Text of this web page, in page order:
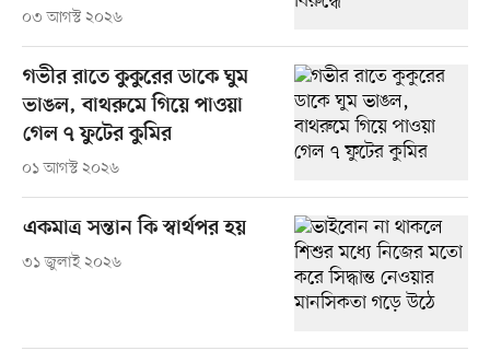
০৩ আগস্ট ২০২৬
গভীর রাতে কুকুরের ডাকে ঘুম
ভাঙল, বাথরুমে গিয়ে পাওয়া
গেল ৭ ফুটের কুমির
০১ আগস্ট ২০২৬
একমাত্র সন্তান কি স্বার্থপর হয়
৩১ জুলাই ২০২৬